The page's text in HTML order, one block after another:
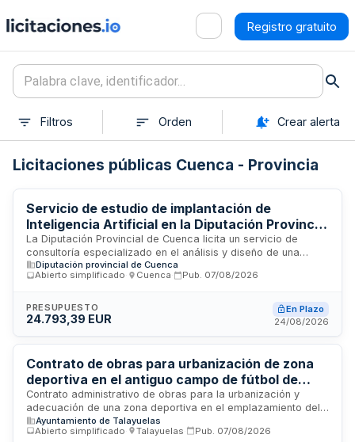
Registro gratuito
Filtros Orden Crear alerta
Licitaciones públicas Cuenca - Provincia
Servicio de estudio de implantación de
Inteligencia Artificial en la Diputación Provincial
de Cuenca
La Diputación Provincial de Cuenca licita un servicio de
consultoría especializado en el análisis y diseño de una
estrategia de implantación de soluciones de Inteligencia
Artificial adaptadas a las necesidades de la administración
la identificación de oportunidades de mejora en la atención
al usuario y la elaboración de una base sólida para facilitar
entregables estructurados que permitan la toma de
decisiones informada sobre la adopción de estas
tecnologías.
Diputación provincial de Cuenca
Abierto simplificado
Cuenca Pub. 07/08/2026
PRESUPUESTO
24.793,39 EUR
En Plazo
24/08/2026
Contrato de obras para urbanización de zona
deportiva en el antiguo campo de fútbol de
Talayuelas
Contrato administrativo de obras para la urbanización y
adecuación de una zona deportiva en el emplazamiento del
antiguo campo de fútbol de Talayuelas, incluyendo la
creación de instalaciones polideportivas y entorno accesible.
Ayuntamiento de Talayuelas
Abierto simplificado
Talayuelas Pub. 07/08/2026